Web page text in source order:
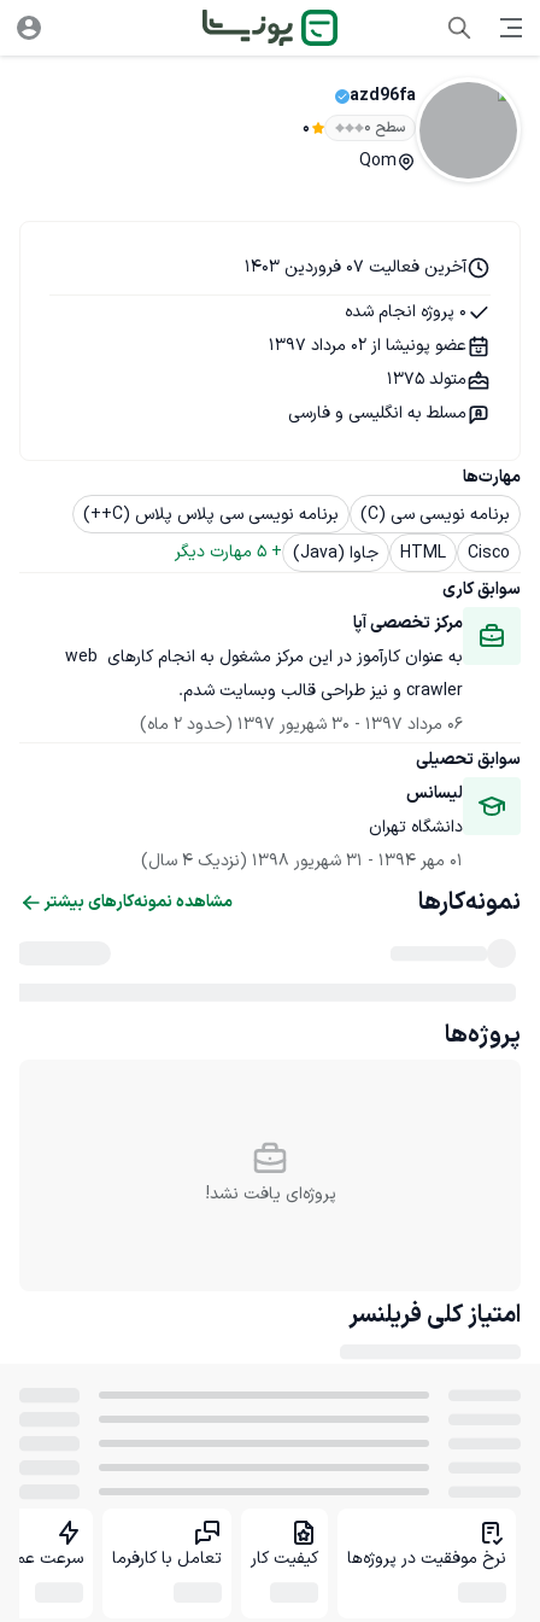
azd96fa
سطح ۰ 0
Qom
مهارت‌ها
برنامه نویسی سی (C)
برنامه نویسی سی پلاس پلاس (C++)
Cisco
HTML جاوا (Java) +
5 مهارت دیگر
سوابق کاری
مرکز تخصصی آپا
به عنوان کارآموز در این مرکز مشغول به انجام کارهای web
crawler و نیز طراحی قالب وبسایت شدم.
06 مرداد 1397
- 30 شهریور 1397
(حدود 2 ماه)
سوابق تحصیلی
لیسانس
دانشگاه تهران
01 مهر 1394
- 31 شهریور 1398 (نزدیک 4 سال)
آخرین فعالیت 07 فروردین 1403
0 پروژه انجام شده
عضو پونیشا از 02 مرداد 1397
متولد 1375
مسلط به انگلیسی و فارسی
نمونه‌کارها مشاهده نمونه‌کارهای بیشتر
پروژه‌ها
پروژه‌ای یافت نشد!
امتیاز کلی فریلنسر
نرخ موفقیت در پروژه‌ها کیفیت کار تعامل با کارفرما سرعت عمل